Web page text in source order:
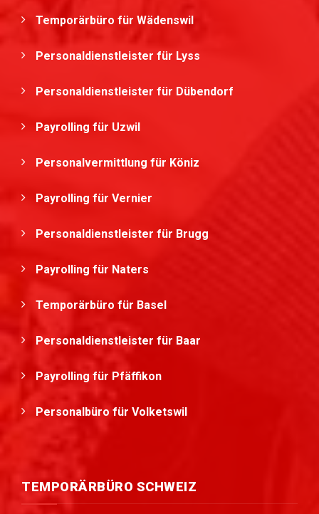
Temporärbüro für Wädenswil
Personaldienstleister für Lyss
Personaldienstleister für Dübendorf
Payrolling für Uzwil
Personalvermittlung für Köniz
Payrolling für Vernier
Personaldienstleister für Brugg
Payrolling für Naters
Temporärbüro für Basel
Personaldienstleister für Baar
Payrolling für Pfäffikon
Personalbüro für Volketswil
TEMPORÄRBÜRO SCHWEIZ